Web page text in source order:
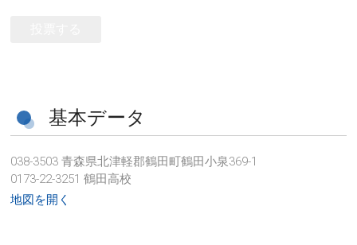
基本データ
038-3503 青森県北津軽郡鶴田町鶴田小泉369-1
0173-22-3251 鶴田高校
地図を開く